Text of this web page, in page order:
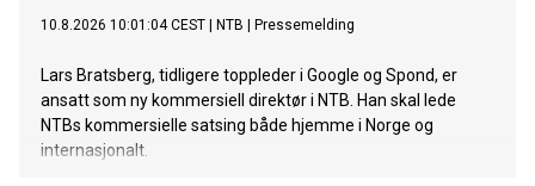
10.8.2026 10:01:04 CEST NTB Pressemelding
Lars Bratsberg, tidligere toppleder i Google og Spond, er
ansatt som ny kommersiell direktør i NTB. Han skal lede
NTBs kommersielle satsing både hjemme i Norge og
internasjonalt.